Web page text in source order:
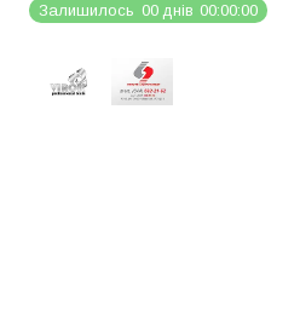
Залишилось 00 днів 00 00 00